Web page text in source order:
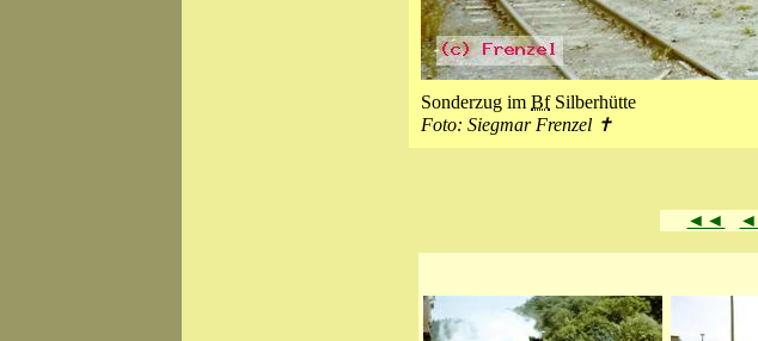
Sonderzug im BfSilberhütte
Foto: Siegmar Frenzel ✝
◄◄ ◄